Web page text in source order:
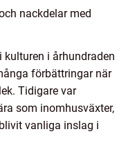
nackdelar med
i århundraden
förbättringar när
Tidigare var
som inomhusväxter,
vanliga inslag i